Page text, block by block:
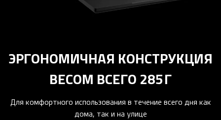
ЭРГОНОМИЧНАЯ КОНСТРУКЦИЯ
ВЕСОМ ВСЕГО 285 Г
Для комфортного использования в течение всего дня как
дома, так и на улице